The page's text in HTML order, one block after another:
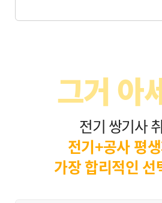
그거 아
전기 쌍기사
전기+공사 평
가장 합리적인 선